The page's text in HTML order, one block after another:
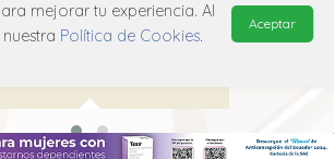
Spasmomen
mejorar tu experiencia. Al
Política de Cookies.
Aceptar